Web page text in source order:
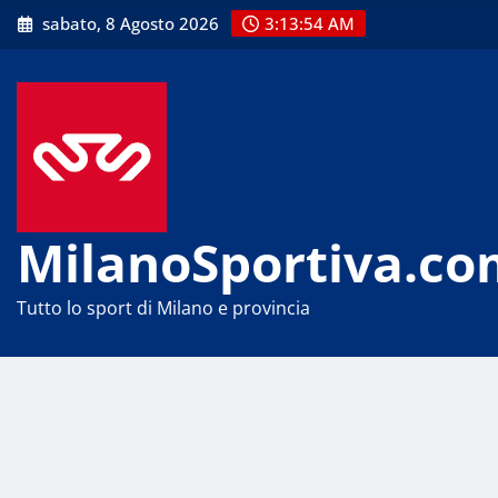
Skip
to
sabato, 8 Agosto 2026 3:13:55 AM
Tutto lo sport di Milano e provincia